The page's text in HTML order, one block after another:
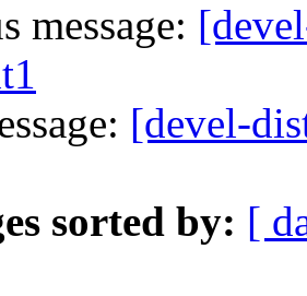
message:
[devel-
sorted by: [